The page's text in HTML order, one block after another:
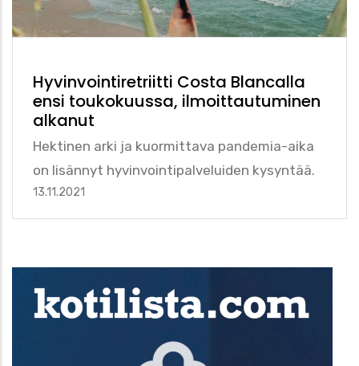
Hyvinvointiretriitti Costa Blancalla
ensi toukokuussa, ilmoittautuminen
alkanut
Hektinen arki ja kuormittava pandemia-aika
on lisännyt hyvinvointipalveluiden kysyntää.
13.11.2021